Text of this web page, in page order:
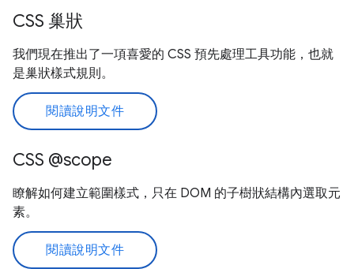
CSS 巢狀
我們現在推出了一項喜愛的 CSS 預先處理工具功能，也就
是巢狀樣式規則。
閱讀說明文件
CSS @scope
瞭解如何建立範圍樣式，只在 DOM 的子樹狀結構內選取元
素。
閱讀說明文件